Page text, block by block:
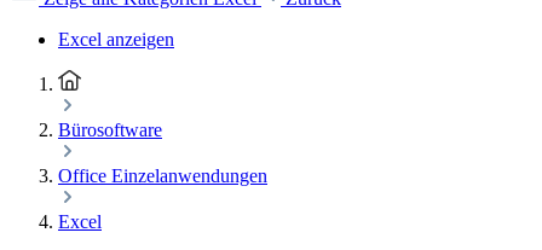
Excel anzeigen
Bürosoftware
Office Einzelanwendungen
Excel